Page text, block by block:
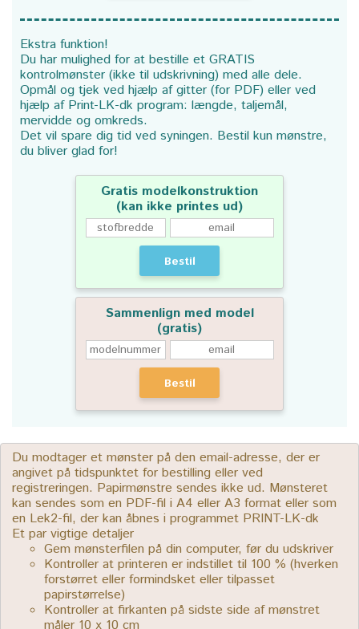
Ekstra funktion!
Du har mulighed for at bestille et GRATIS
kontrolmønster (ikke til udskrivning) med alle dele.
Opmål og tjek ved hjælp af gitter (for PDF) eller ved
hjælp af Print-LK-dk program: længde, taljemål,
mervidde og omkreds.
Det vil spare dig tid ved syningen. Bestil kun mønstre,
du bliver glad for!
Gratis modelkonstruktion
(kan ikke printes ud)
Bestil
Sammenlign med model
(gratis)
Bestil
Du modtager et mønster på den email-adresse, der er
angivet på tidspunktet for bestilling eller ved
registreringen. Papirmønstre sendes ikke ud. Mønsteret
kan sendes som en PDF-fil i A4 eller A3 format eller som
en Lek2-fil, der kan åbnes i programmet PRINT-LK-dk
Et par vigtige detaljer
Gem mønsterfilen på din computer, før du udskriver
Kontroller at printeren er indstillet til 100 % (hverken
forstørret eller formindsket eller tilpasset
papirstørrelse)
Kontroller at firkanten på sidste side af mønstret
måler 10 x 10 cm